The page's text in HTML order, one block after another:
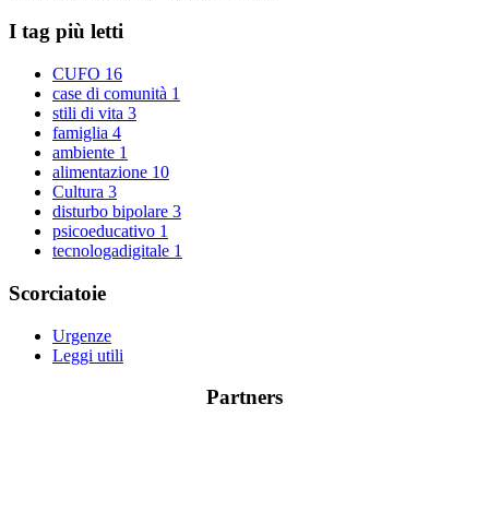
I tag più letti
CUFO 16
case di comunità 1
stili di vita 3
famiglia 4
ambiente 1
alimentazione 10
Cultura 3
disturbo bipolare 3
psicoeducativo 1
tecnologadigitale 1
Scorciatoie
Urgenze
Leggi utili
Partners